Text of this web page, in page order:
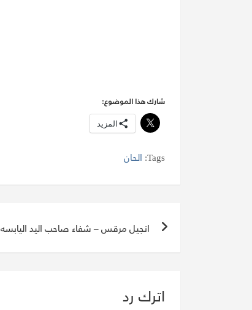
شارك هذا الموضوع:
المزيد
Tags: الحان
تصفّح
المقالات
انجيل مرقس – شفاء صاحب اليد اليابسه
اترك رد